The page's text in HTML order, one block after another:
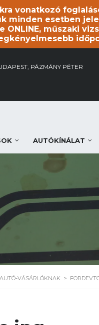
vonatkozó
esetben
műszaki
PÁZMÁNY PÉTER
AUTÓKÍNÁLAT
VÁSÁRLÓKNAK >